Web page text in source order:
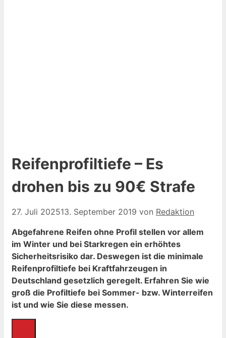
Reifenprofiltiefe – Es
drohen bis zu 90€ Strafe
27. Juli 202513. September 2019 von Redaktion
Abgefahrene Reifen ohne Profil stellen vor allem
im Winter und bei Starkregen ein erhöhtes
Sicherheitsrisiko dar. Deswegen ist die minimale
Reifenprofiltiefe bei Kraftfahrzeugen in
Deutschland gesetzlich geregelt. Erfahren Sie wie
groß die Profiltiefe bei Sommer- bzw. Winterreifen
ist und wie Sie diese messen.